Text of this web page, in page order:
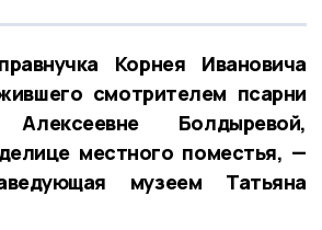
Корнея Ивановича
смотрителем псарни
Болдыревой,
местного поместья, —
музеем Татьяна